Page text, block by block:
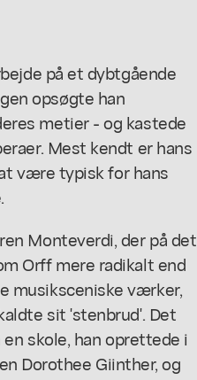
på et dybtgående
opsøgte han
metier - og kastede
Mest kendt er hans
være typisk for hans
Monteverdi, der på det
Orff mere radikalt end
musiksceniske værker,
sit 'stenbrud'. Det
skole, han oprettede i
Dorothee Giinther, og